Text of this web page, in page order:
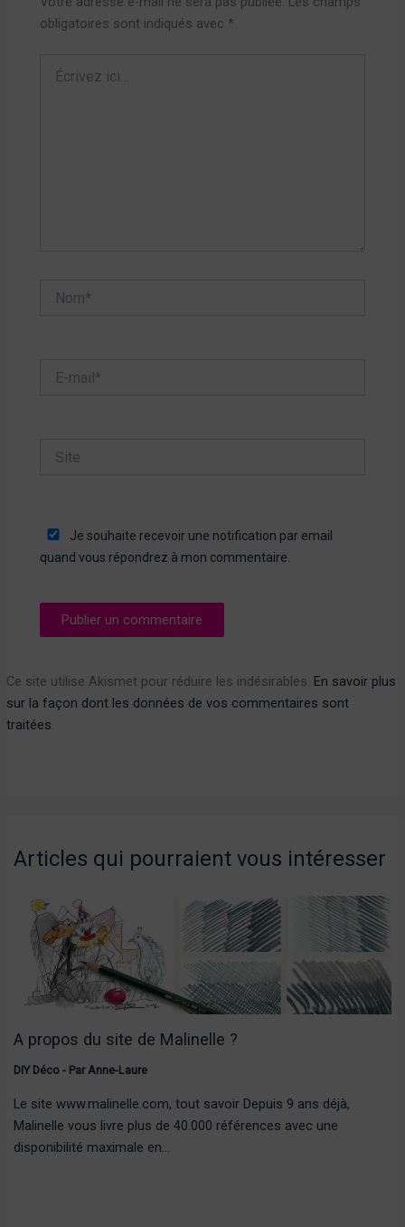
obligatoires sont indiqués avec *
ici…
mail*
Je souhaite recevoir une notification par email
quand vous répondrez à mon commentaire.
Ce site utilise Akismet pour réduire les indésirables. En savoir plus
sur la façon dont les données de vos commentaires sont
traitées.
Articles qui pourraient vous intéresser
A propos du site de Malinelle ?
DIY Déco- ParAnne-Laure
Le site www.malinelle.com, tout savoir Depuis 9 ans déjà,
Malinelle vous livre plus de 40.000 références avec une
disponibilité maximale en…